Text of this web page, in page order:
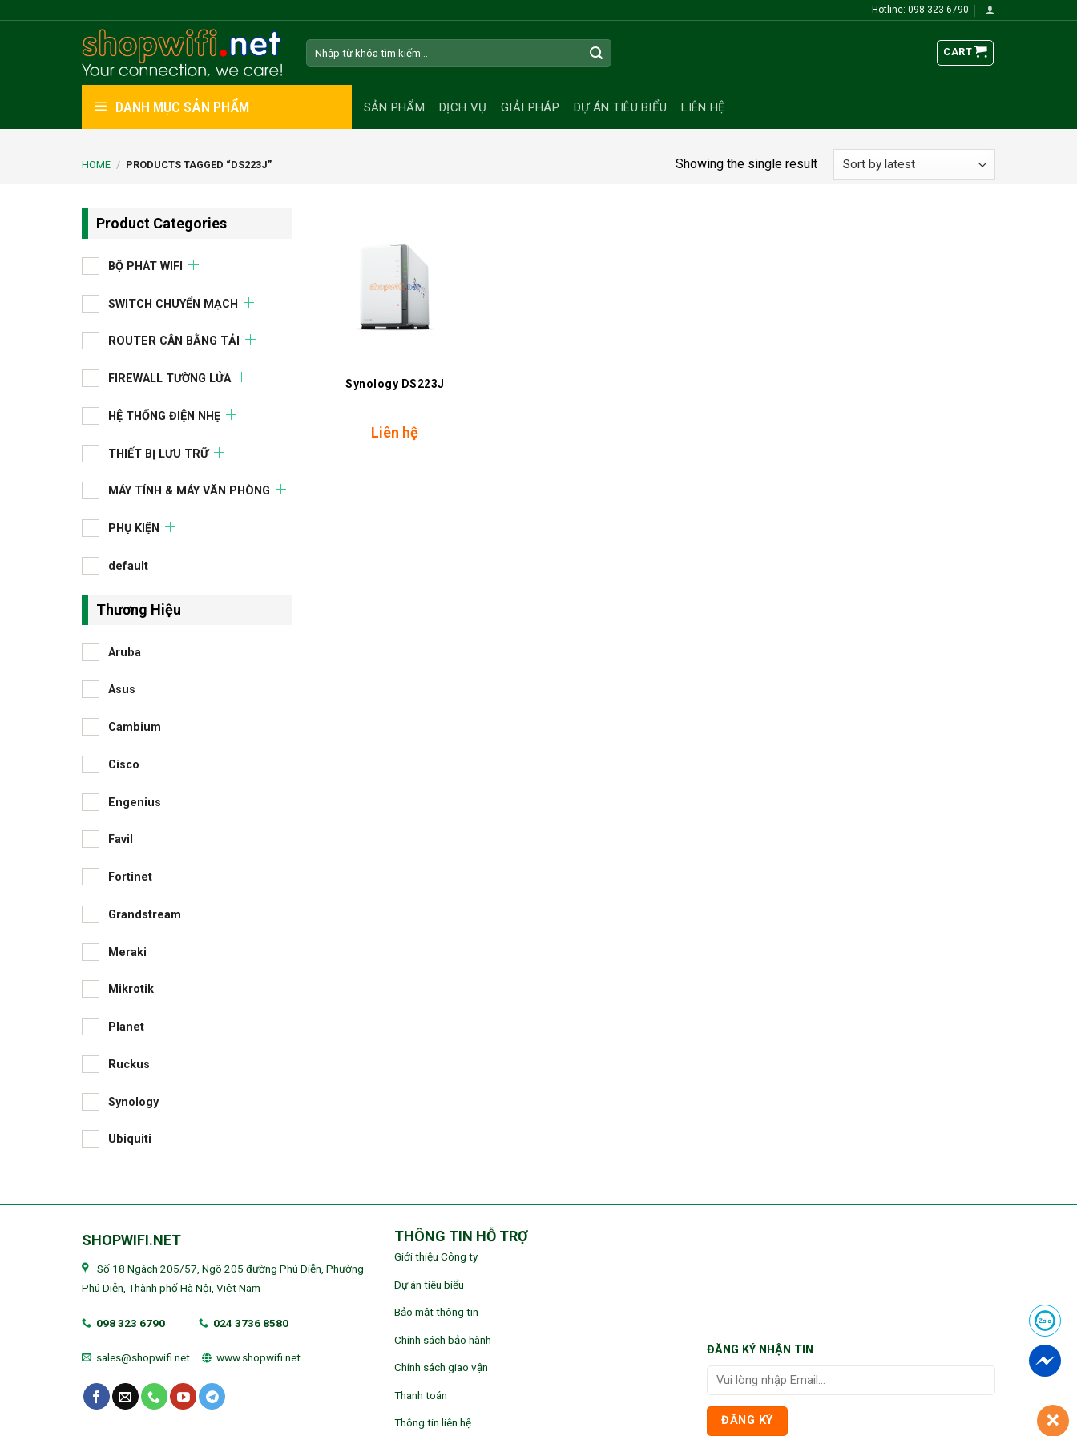
Hotline: 098 323 6790
CART
DANH MỤC SẢN PHẨM SẢN PHẨM DỊCH VỤ GIẢI PHÁP DỰ ÁN TIÊU BIỂU LIÊN HỆ
HOME / PRODUCTS TAGGED “DS223J” Showing the single result
Product Categories
BỘ PHÁT WIFI
SWITCH CHUYỂN MẠCH
ROUTER CÂN BẰNG TẢI
FIREWALL TƯỜNG LỬA
HỆ THỐNG ĐIỆN NHẸ
THIẾT BỊ LƯU TRỮ
MÁY TÍNH & MÁY VĂN PHÒNG
PHỤ KIỆN
default
Thương Hiệu
Aruba
Asus
Cambium
Cisco
Engenius
Favil
Fortinet
Grandstream
Meraki
Mikrotik
Planet
Ruckus
Synology
Ubiquiti
Synology DS223J
Liên hệ
SHOPWIFI.NET
Số 18 Ngách 205/57, Ngõ 205 đường Phú Diễn, Phường
Phú Diễn, Thành phố Hà Nội, Việt Nam
098 323 6790 024 3736 8580
sales@shopwifi.net www.shopwifi.net
THÔNG TIN HỖ TRỢ
Giới thiệu Công ty
Dự án tiêu biểu
Bảo mật thông tin
Chính sách bảo hành
Chính sách giao vận
Thanh toán
Thông tin liên hệ
ĐĂNG KÝ NHẬN TIN